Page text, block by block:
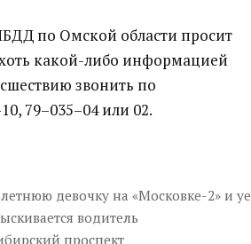
по Омской области просит
хоть какой-либо информацией
звонить по
79–035–04 или 02.
девочку на «Московке-2» и
водитель
проспект